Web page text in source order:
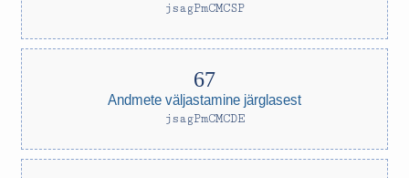
jsagPmCMCSP
Andmete väljastamine järglasest
jsagPmCMCDE